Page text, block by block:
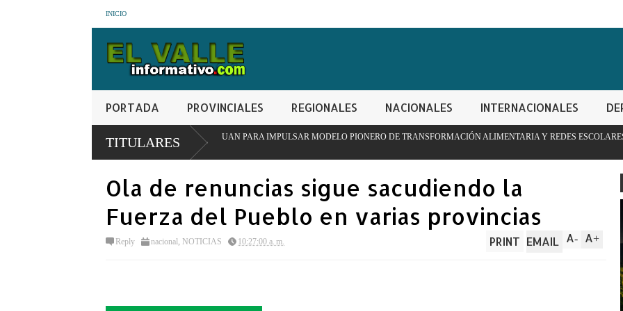
INICIO
PORTADA PROVINCIALES REGIONALES NACIONALES INTERNACIONALES
TITULARES
EN SAN JUAN PARA IMPULSAR MODELO PIONERO DE TRANSFORMACIÓN ALIMENTARIA Y REDES ESCOLARES
PN
Ola de renuncias sigue sacudiendo la
Fuerza del Pueblo en varias provincias
Reply nacional, NOTICIAS 10:27:00 a. m. A+
A-
PRINT EMAIL